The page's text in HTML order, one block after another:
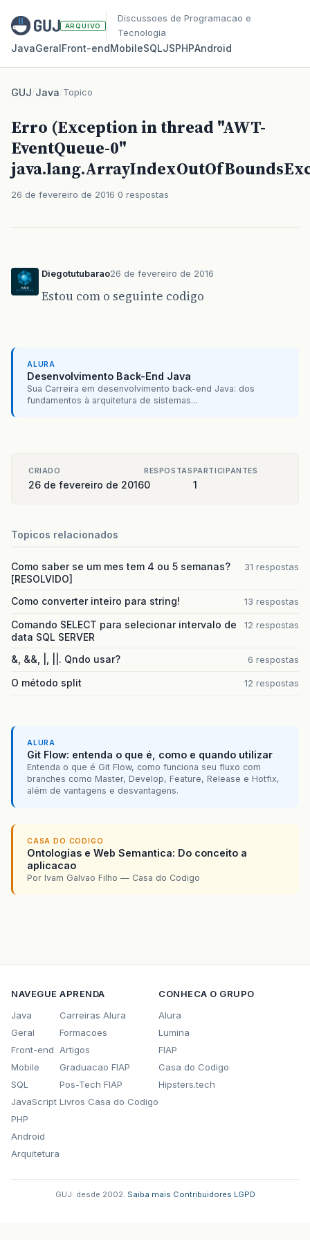
ARQUIVO
Discussoes de Programacao e
Tecnologia
JavaGeralFront‑endMobileSQLJSPHPAndroid
GUJ/Java/Topico
Erro (Exception in thread "AWT-
EventQueue-0"
26 de fevereiro de 2016 0 respostas
Diegotutubarao26 de fevereiro de 2016
Estou com o seguinte codigo
ALURA
Desenvolvimento Back-End Java
Sua Carreira em desenvolvimento back-end Java: dos
fundamentos à arquitetura de sistemas...
CRIADO
26 de fevereiro de 2016
RESPOSTAS
0
PARTICIPANTES
1
Topicos relacionados
Como saber se um mes tem 4 ou 5 semanas?
[RESOLVIDO]
31 respostas
Como converter inteiro para string! 13 respostas
Comando SELECT para selecionar intervalo de
data SQL SERVER
12 respostas
&, &&, |, ||. Qndo usar? 6 respostas
O método split 12 respostas
ALURA
Git Flow: entenda o que é, como e quando utilizar
Entenda o que é Git Flow, como funciona seu fluxo com
branches como Master, Develop, Feature, Release e Hotfix,
além de vantagens e desvantagens.
CASA DO CODIGO
Ontologias e Web Semantica: Do conceito a
aplicacao
Por Ivam Galvao Filho — Casa do Codigo
NAVEGUE
Java
Geral
Front-end
Mobile
SQL
JavaScript
PHP
Android
Arquitetura
APRENDA
Carreiras Alura
Formacoes
Artigos
Graduacao FIAP
Pos-Tech FIAP
Livros Casa do Codigo
CONHECA O GRUPO
Alura
Lumina
FIAP
Casa do Codigo
Hipsters.tech
GUJ: desde 2002. Saiba mais Contribuidores LGPD